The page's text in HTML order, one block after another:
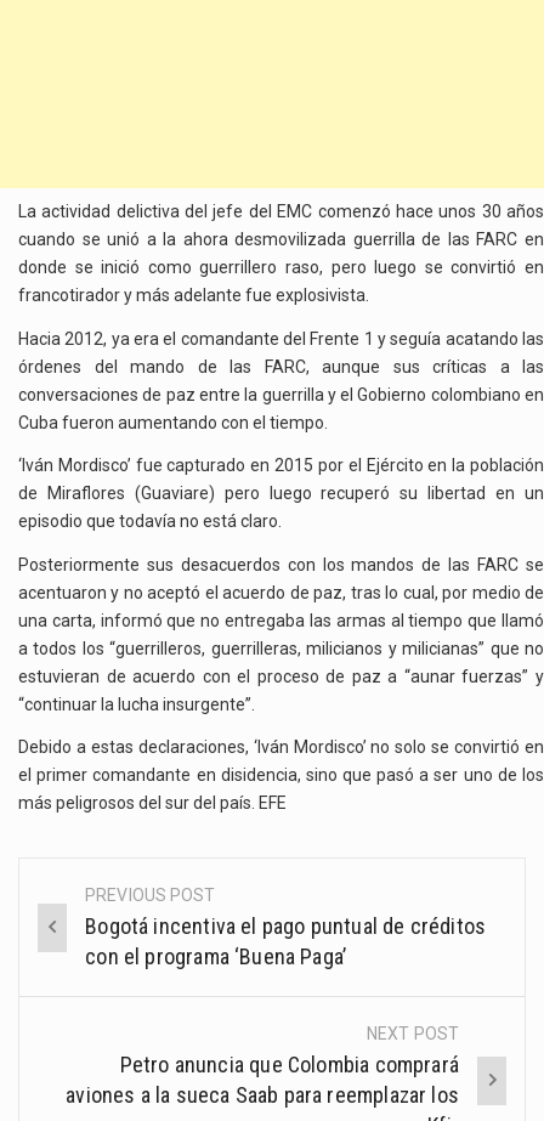
La actividad delictiva del jefe del EMC comenzó hace unos 30 años
cuando se unió a la ahora desmovilizada guerrilla de las FARC en
donde se inició como guerrillero raso, pero luego se convirtió en
francotirador y más adelante fue explosivista.
Hacia 2012, ya era el comandante del Frente 1 y seguía acatando las
órdenes del mando de las FARC, aunque sus críticas a las
conversaciones de paz entre la guerrilla y el Gobierno colombiano en
Cuba fueron aumentando con el tiempo.
‘Iván Mordisco’ fue capturado en 2015 por el Ejército en la población
de Miraflores (Guaviare) pero luego recuperó su libertad en un
episodio que todavía no está claro.
Posteriormente sus desacuerdos con los mandos de las FARC se
acentuaron y no aceptó el acuerdo de paz, tras lo cual, por medio de
una carta, informó que no entregaba las armas al tiempo que llamó
a todos los “guerrilleros, guerrilleras, milicianos y milicianas” que no
estuvieran de acuerdo con el proceso de paz a “aunar fuerzas” y
“continuar la lucha insurgente”.
Debido a estas declaraciones, ‘Iván Mordisco’ no solo se convirtió en
el primer comandante en disidencia, sino que pasó a ser uno de los
más peligrosos del sur del país. EFE
Post
navigation
PREVIOUS POST
Bogotá incentiva el pago puntual de créditos
con el programa ‘Buena Paga’
NEXT POST
Petro anuncia que Colombia comprará
aviones a la sueca Saab para reemplazar los